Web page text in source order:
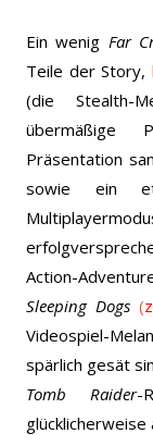
Ein wenig Far
Teile der Story,
(die Stealth-
übermäßige
Präsentation
sowie ein
Action-
Sleeping Dogs (
Videospiel-
spärlich gesät
Tomb Raider-
glücklicherweise